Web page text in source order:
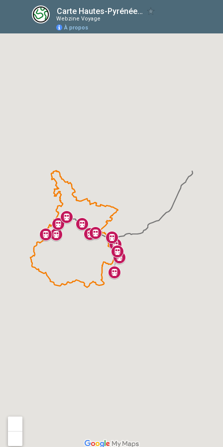
Carte Hautes-Pyrénées : Gares SNCF et lignes de trains liO
Webzine Voyage
À propos